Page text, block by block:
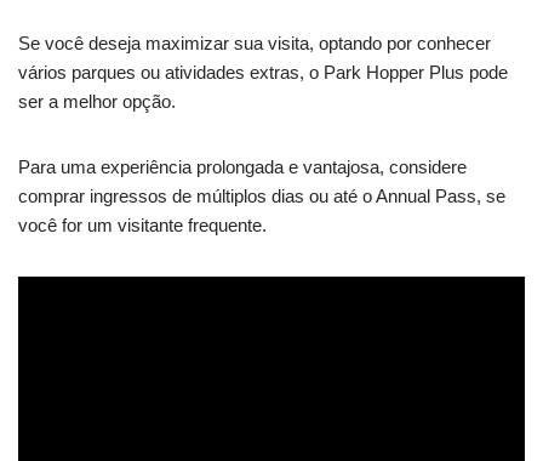
Se você deseja maximizar sua visita, optando por conhecer
vários parques ou atividades extras, o Park Hopper Plus pode
ser a melhor opção.
Para uma experiência prolongada e vantajosa, considere
comprar ingressos de múltiplos dias ou até o Annual Pass, se
você for um visitante frequente.